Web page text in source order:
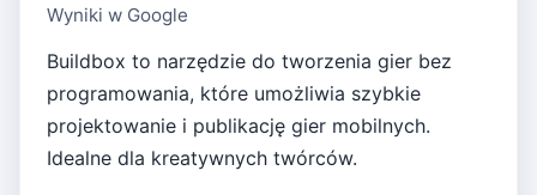
Wyniki w Google
Buildbox to narzędzie do tworzenia gier bez
programowania, które umożliwia szybkie
projektowanie i publikację gier mobilnych.
Idealne dla kreatywnych twórców.